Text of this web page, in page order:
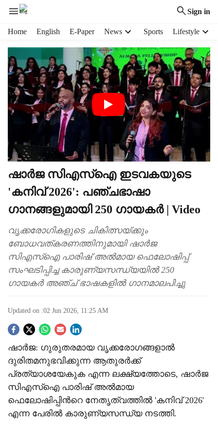
Sign in
Home English E-Paper News Sports Lifestyle
ഷാർജ സിഎസ്ഐ ഇടവകയുടെ
'കനിവ് 2026': പഞ്ചഭാഷാ
ഗാനങ്ങളുമായി 250 ഗായകർ | Video
വൃക്കരോഗികളുടെ ചികിത്സയ്ക്കും
ബോധവത്കരണത്തിനുമായി ഷാർജ
സിഎസ്ഐ പാരിഷ് അൽമായ ഫെലോഷിപ്പ്
സംഘടിപ്പിച്ച കാരുണ്യസന്ധ്യയിൽ 250
ഗായകർ അഞ്ച് ഭാഷകളിൽ ഗാനമാലപിച്ചു
Updated on :02 Jun 2026, 11:25 AM
S
o
c
i
a
ഷാർജ: ഗുരുതരമായ വൃക്കരോഗങ്ങളാൽ
ദുരിതമനുഭവിക്കുന്ന ആതുരർക്ക്
പ്രത്യാശയേകുക എന്ന ലക്ഷ്യത്തോടെ, ഷാർജ
സിഎസ്ഐ പാരിഷ് അൽമായ
ഫെലോഷിപ്പിന്‍റെ നേതൃത്വത്തിൽ 'കനിവ് 2026'
എന്ന പേരിൽ കാരുണ്യസന്ധ്യ നടത്തി.